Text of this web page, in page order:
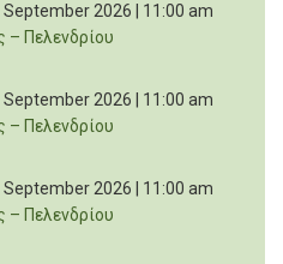
September 2026 | 11:00 am
– Πελενδρίου
September 2026 | 11:00 am
– Πελενδρίου
September 2026 | 11:00 am
– Πελενδρίου